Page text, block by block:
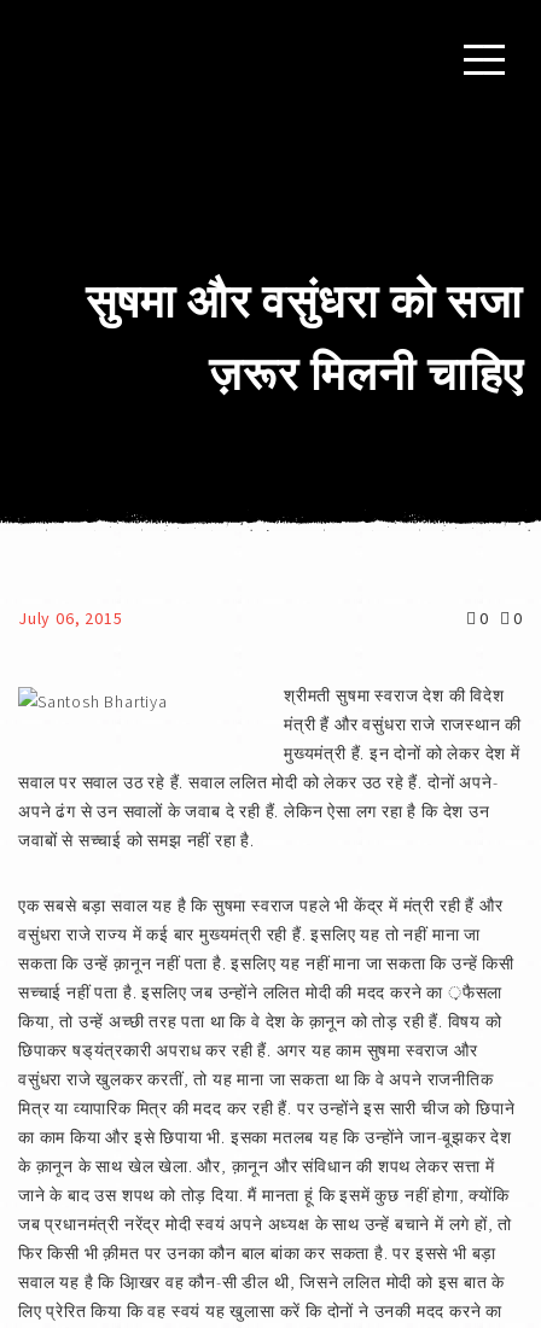
सुषमा और वसुंधरा को सजा
ज़रूर मिलनी चाहिए
July 06, 2015 0 0
श्रीमती सुषमा स्वराज देश की विदेश
मंत्री हैं और वसुंधरा राजे राजस्थान की
मुख्यमंत्री हैं. इन दोनों को लेकर देश में
सवाल पर सवाल उठ रहे हैं. सवाल ललित मोदी को लेकर उठ रहे हैं. दोनों अपने-
अपने ढंग से उन सवालों के जवाब दे रही हैं. लेकिन ऐसा लग रहा है कि देश उन
जवाबों से सच्चाई को समझ नहीं रहा है.
एक सबसे बड़ा सवाल यह है कि सुषमा स्वराज पहले भी केंद्र में मंत्री रही हैं और
वसुंधरा राजे राज्य में कई बार मुख्यमंत्री रही हैं. इसलिए यह तो नहीं माना जा
सकता कि उन्हें क़ानून नहीं पता है. इसलिए यह नहीं माना जा सकता कि उन्हें किसी
सच्चाई नहीं पता है. इसलिए जब उन्होंने ललित मोदी की मदद करने का ़फैसला
किया, तो उन्हें अच्छी तरह पता था कि वे देश के क़ानून को तोड़ रही हैं. विषय को
छिपाकर षड्‌यंत्रकारी अपराध कर रही हैं. अगर यह काम सुषमा स्वराज और
वसुंधरा राजे खुलकर करतीं, तो यह माना जा सकता था कि वे अपने राजनीतिक
मित्र या व्यापारिक मित्र की मदद कर रही हैं. पर उन्होंने इस सारी चीज को छिपाने
का काम किया और इसे छिपाया भी. इसका मतलब यह कि उन्होंने जान-बूझकर देश
के क़ानून के साथ खेल खेला. और, क़ानून और संविधान की शपथ लेकर सत्ता में
जाने के बाद उस शपथ को तोड़ दिया. मैं मानता हूं कि इसमें कुछ नहीं होगा, क्योंकि
जब प्रधानमंत्री नरेंद्र मोदी स्वयं अपने अध्यक्ष के साथ उन्हें बचाने में लगे हों, तो
फिर किसी भी क़ीमत पर उनका कौन बाल बांका कर सकता है. पर इससे भी बड़ा
सवाल यह है कि आ़िखर वह कौन-सी डील थी, जिसने ललित मोदी को इस बात के
लिए प्रेरित किया कि वह स्वयं यह खुलासा करें कि दोनों ने उनकी मदद करने का